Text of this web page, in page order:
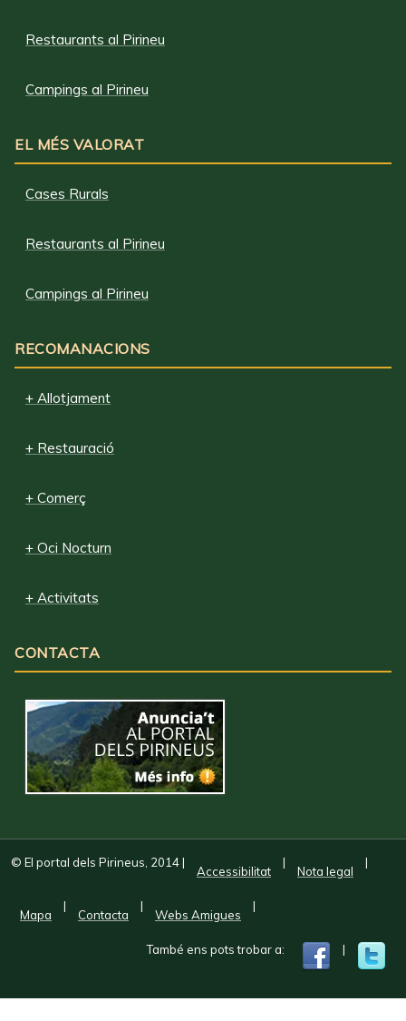
Restaurants al Pirineu
Campings al Pirineu
EL MÉS VALORAT
Cases Rurals
Restaurants al Pirineu
Campings al Pirineu
RECOMANACIONS
+ Allotjament
+ Restauració
+ Comerç
+ Oci Nocturn
+ Activitats
CONTACTA
© El portal dels Pirineus, 2014|
Accessibilitat
|
Nota legal
|
Mapa
|
Contacta
|
Webs Amigues
|
També ens pots trobar a: |